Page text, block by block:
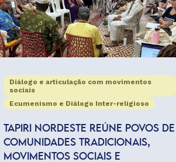
Diálogo e articulação com movimentos
sociais
Ecumenismo e Diálogo Inter-religioso
TAPIRI NORDESTE REÚNE POVOS DE
COMUNIDADES TRADICIONAIS,
MOVIMENTOS SOCIAIS E